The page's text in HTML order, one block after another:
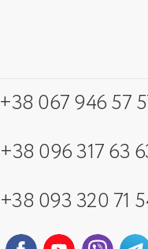
+38 067 946 57
+38 096 317 63
+38 093 320 71